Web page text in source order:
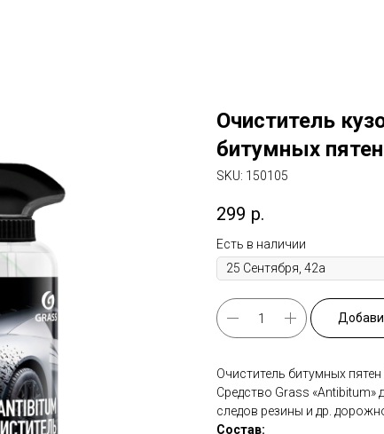
Очиститель
битумных
SKU: 150105
299 р.
Есть в наличии
Очиститель битумных
Средство Grass «Antibitum»
следов резины и др.
Состав: